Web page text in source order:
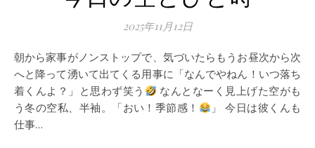
2025年11月12日
朝から家事がノンストップで、気づいたらもうお昼次から次
へと降って湧いて出てくる用事に「なんでやねん！いつ落ち
着くんよ？」と思わず笑う
なんとなーく見上げた空がも
う冬の空私、半袖。「おい！季節感！
」 今日は彼くんも
仕事…